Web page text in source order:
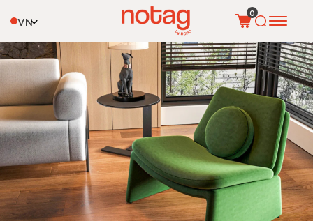
VN
0
phong cách bắc âu